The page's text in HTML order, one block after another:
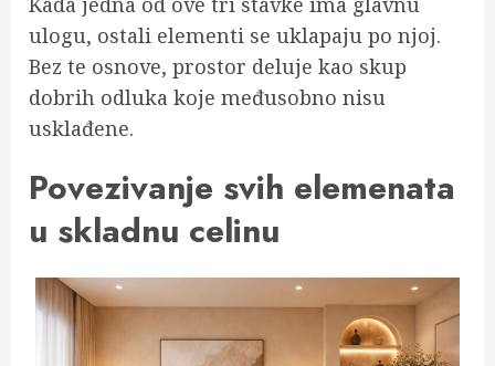
ulogu, ostali elementi se uklapaju po njoj.
Bez te osnove, prostor deluje kao skup
dobrih odluka koje međusobno nisu
usklađene.
Povezivanje svih elemenata
u skladnu celinu